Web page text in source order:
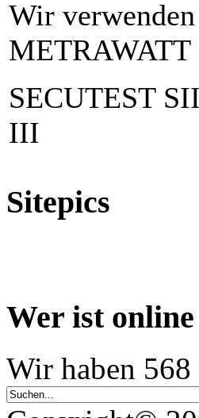
Wir
METRAWATT
SECUTEST
III
Sitepics
Wer ist online
Wir haben